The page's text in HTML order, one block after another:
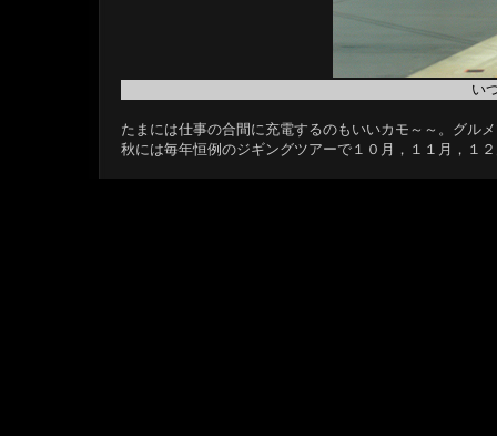
い
たまには仕事の合間に充電するのもいいカモ～～。グル
秋には毎年恒例のジギングツアーで１０月，１１月，１